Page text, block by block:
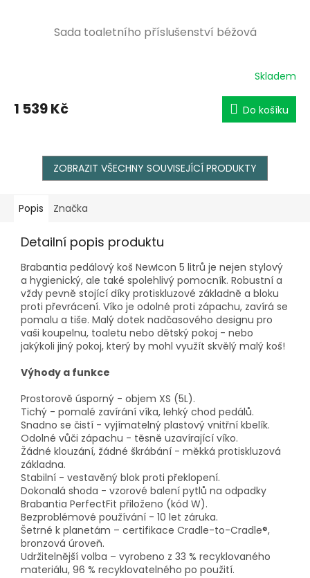
Sada toaletního příslušenství béžová
Skladem
1 539 Kč Do košíku
ZOBRAZIT VŠECHNY SOUVISEJÍCÍ PRODUKTY
Popis Značka
Detailní popis produktu
Brabantia pedálový koš NewIcon 5 litrů je nejen stylový
a hygienický, ale také spolehlivý pomocník. Robustní a
vždy pevně stojící díky protiskluzové základně a bloku
proti převrácení. Víko je odolné proti zápachu, zavírá se
pomalu a tiše. Malý dotek nadčasového designu pro
vaši koupelnu, toaletu nebo dětský pokoj - nebo
jakýkoli jiný pokoj, který by mohl využít skvělý malý koš!
Výhody a funkce
Prostorově úsporný - objem XS (5L).
Tichý - pomalé zavírání víka, lehký chod pedálů.
Snadno se čistí - vyjímatelný plastový vnitřní kbelík.
Odolné vůči zápachu - těsně uzavírající víko.
Žádné klouzání, žádné škrábání - měkká protiskluzová
základna.
Stabilní - vestavěný blok proti překlopení.
Dokonalá shoda - vzorové balení pytlů na odpadky
Brabantia PerfectFit přiloženo (kód W).
Bezproblémové používání - 10 let záruka.
Šetrné k planetám – certifikace Cradle-to-Cradle®,
bronzová úroveň.
Udržitelnější volba – vyrobeno z 33 % recyklovaného
materiálu, 96 % recyklovatelného po použití.